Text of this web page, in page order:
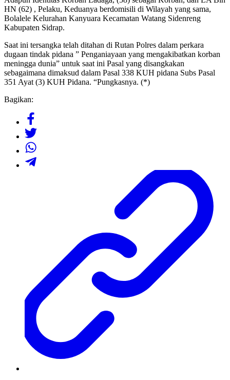
HN (62) , Pelaku, Keduanya berdomisili di Wilayah yang sama,
Bolalele Kelurahan Kanyuara Kecamatan Watang Sidenreng
Kabupaten Sidrap.
Saat ini tersangka telah ditahan di Rutan Polres dalam perkara
dugaan tindak pidana ” Penganiayaan yang mengakibatkan korban
meningga dunia” untuk saat ini Pasal yang disangkakan
sebagaimana dimaksud dalam Pasal 338 KUH pidana Subs Pasal
351 Ayat (3) KUH Pidana. “Pungkasnya. (*)
Bagikan: